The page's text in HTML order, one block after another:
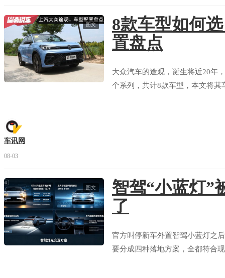
图文
8款车型如何
置盘点
大众汽车的途观，诞生将近20年
个系列，共计8款车型，本文将
车讯网
08-03
图文
智驾“小蓝灯”
了
官方叫停新车外置智驾小蓝灯之
要分成四种落地方案，全都符合